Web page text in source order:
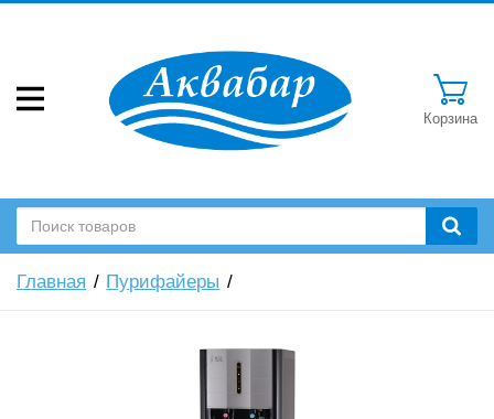
Корзина
Главная Пурифайеры